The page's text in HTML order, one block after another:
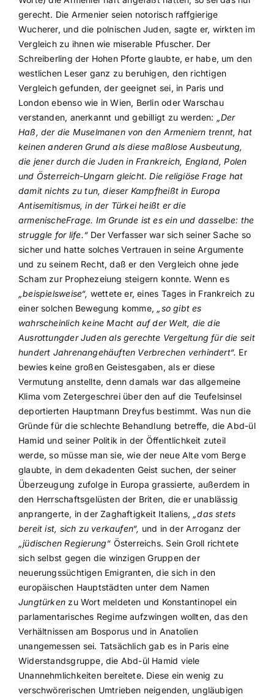
gerecht. Die Armenier seien notorisch raffgierige
Wucherer, und die polnischen Juden, sagte er, wirkten im
Vergleich zu ihnen wie miserable Pfuscher. Der
Schreiberling der Hohen Pforte glaubte, er habe, um den
westlichen Leser ganz zu beruhigen, den richtigen
Vergleich gefunden, der geeignet sei, in Paris und
London ebenso wie in Wien, Berlin oder Warschau
verstanden, anerkannt und gebilligt zu werden: „Der
Haß, der die Muselmanen von den Armeniern trennt, hat
keinen anderen Grund als diese maßlose Ausbeutung,
die jener durch die Juden in Frankreich, England, Polen
und Österreich-Ungarn gleicht. Die religiöse Frage hat
damit nichts zu tun, dieser Kampfheißt in Europa
Antisemitismus, in der Türkei heißt er die
armenischeFrage. Im Grunde ist es ein und dasselbe: the
struggle for life.“ Der Verfasser war sich seiner Sache so
sicher und hatte solches Vertrauen in seine Argumente
und zu seinem Recht, daß er den Vergleich ohne jede
Scham zur Prophezeiung steigern konnte. Wenn es
„beispielsweise“, wettete er, eines Tages in Frankreich zu
einer solchen Bewegung komme, „so gibt es
wahrscheinlich keine Macht auf der Welt, die die
Ausrottungder Juden als gerechte Vergeltung für die seit
hundert Jahrenangehäuften Verbrechen verhindert“. Er
bewies keine großen Geistesgaben, als er diese
Vermutung anstellte, denn damals war das allgemeine
Klima vom Zetergeschrei über den auf die Teufelsinsel
deportierten Hauptmann Dreyfus bestimmt. Was nun die
Gründe für die schlechte Behandlung betreffe, die Abd-ül
Hamid und seiner Politik in der Öffentlichkeit zuteil
werde, so müsse man sie, wie der neue Alte vom Berge
glaubte, in dem dekadenten Geist suchen, der seiner
Überzeugung zufolge in Europa grassierte, außerdem in
den Herrschaftsgelüsten der Briten, die er unablässig
anprangerte, in der Zaghaftigkeit Italiens, „das stets
bereit ist, sich zu verkaufen“, und in der Arroganz der
„jüdischen Regierung“ Österreichs. Sein Groll richtete
sich selbst gegen die winzigen Gruppen der
neuerungssüchtigen Emigranten, die sich in den
europäischen Hauptstädten unter dem Namen
Jungtürken zu Wort meldeten und Konstantinopel ein
parlamentarisches Regime aufzwingen wollten, das den
Verhältnissen am Bosporus und in Anatolien
unangemessen sei. Tatsächlich gab es in Paris eine
Widerstandsgruppe, die Abd-ül Hamid viele
Unannehmlichkeiten bereitete. Diese ein wenig zu
verschwörerischen Umtrieben neigenden, ungläubigen